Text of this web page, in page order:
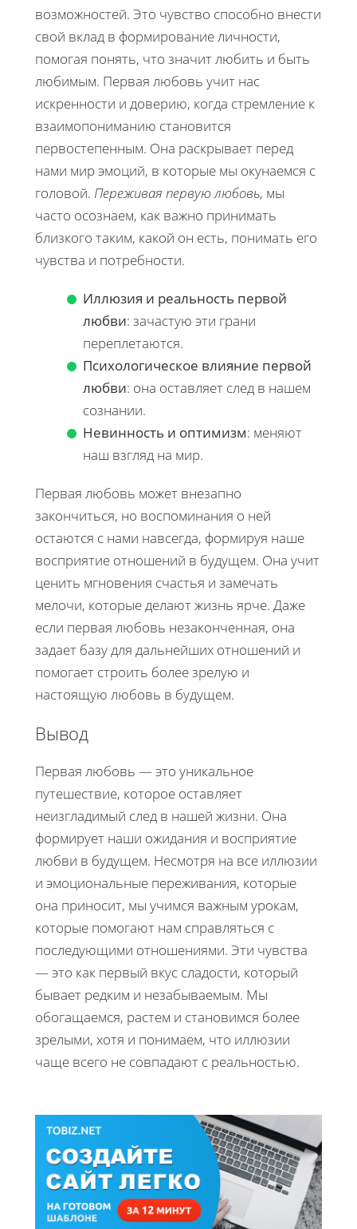
возможностей. Это чувство способно внести
свой вклад в формирование личности,
помогая понять, что значит любить и быть
любимым. Первая любовь учит нас
искренности и доверию, когда стремление к
взаимопониманию становится
первостепенным. Она раскрывает перед
нами мир эмоций, в которые мы окунаемся с
головой. Переживая первую любовь, мы
часто осознаем, как важно принимать
близкого таким, какой он есть, понимать его
чувства и потребности.
Иллюзия и реальность первой
любви: зачастую эти грани
переплетаются.
Психологическое влияние первой
любви: она оставляет след в нашем
сознании.
Невинность и оптимизм: меняют
наш взгляд на мир.
Первая любовь может внезапно
закончиться, но воспоминания о ней
остаются с нами навсегда, формируя наше
восприятие отношений в будущем. Она учит
ценить мгновения счастья и замечать
мелочи, которые делают жизнь ярче. Даже
если первая любовь незаконченная, она
задает базу для дальнейших отношений и
помогает строить более зрелую и
настоящую любовь в будущем.
Вывод
Первая любовь — это уникальное
путешествие, которое оставляет
неизгладимый след в нашей жизни. Она
формирует наши ожидания и восприятие
любви в будущем. Несмотря на все иллюзии
и эмоциональные переживания, которые
она приносит, мы учимся важным урокам,
которые помогают нам справляться с
последующими отношениями. Эти чувства
— это как первый вкус сладости, который
бывает редким и незабываемым. Мы
обогащаемся, растем и становимся более
зрелыми, хотя и понимаем, что иллюзии
чаще всего не совпадают с реальностью.